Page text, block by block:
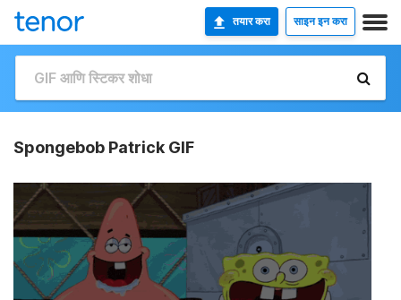
तयार करा साइन इन करा
Spongebob Patrick GIF